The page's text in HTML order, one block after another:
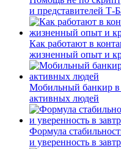
и представителей Т-
Как работают в
жизненный опыт и
Мобильный банкир в
активных людей
Формула
и уверенность в